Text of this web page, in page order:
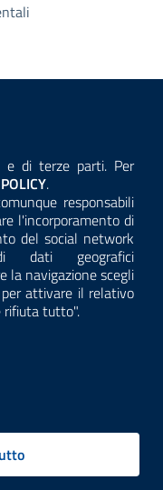
e di terze parti. Per
.
responsabili
l'incorporamento di
del social network
dati geografici
la navigazione scegli
attivare il relativo
rifiuta tutto".
al regolamento